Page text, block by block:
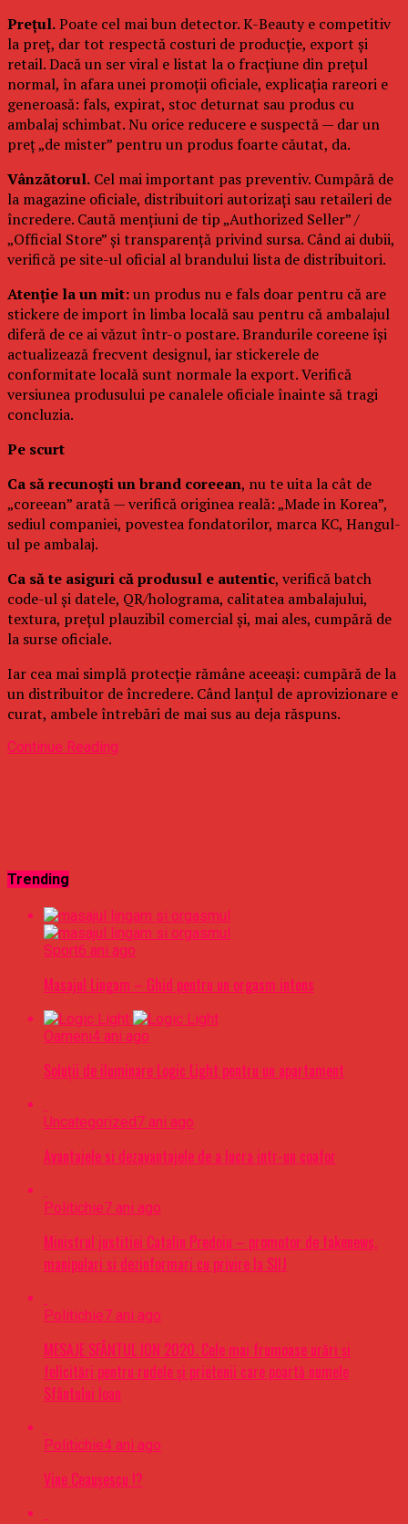
Prețul.Poate cel mai bun detector. K-Beauty e competitiv
la preț, dar tot respectă costuri de producție, export și
retail. Dacă un ser viral e listat la o fracțiune din prețul
normal, în afara unei promoții oficiale, explicația rareori e
generoasă: fals, expirat, stoc deturnat sau produs cu
ambalaj schimbat. Nu orice reducere e suspectă — dar un
preț „de mister” pentru un produs foarte căutat, da.
Vânzătorul. Cel mai important pas preventiv. Cumpără de
la magazine oficiale, distribuitori autorizați sau retaileri de
încredere. Caută mențiuni de tip „Authorized Seller” /
„Official Store” și transparență privind sursa. Când ai dubii,
verifică pe site-ul oficial al brandului lista de distribuitori.
Atenție la un mit:un produs nu e fals doar pentru că are
stickere de import în limba locală sau pentru că ambalajul
diferă de ce ai văzut într-o postare. Brandurile coreene își
actualizează frecvent designul, iar stickerele de
conformitate locală sunt normale la export. Verifică
versiunea produsului pe canalele oficiale înainte să tragi
concluzia.
Pe scurt
Ca să recunoști un brand coreean, nu te uita la cât de
„coreean” arată — verifică originea reală: „Made in Korea”,
sediul companiei, povestea fondatorilor, marca KC, Hangul-
ul pe ambalaj.
Ca să te asiguri că produsul e autentic, verifică batch
code-ul și datele, QR/holograma, calitatea ambalajului,
textura, prețul plauzibil comercial și, mai ales, cumpără de
la surse oficiale.
Iar cea mai simplă protecție rămâne aceeași: cumpără de la
un distribuitor de încredere. Când lanțul de aprovizionare e
curat, ambele întrebări de mai sus au deja răspuns.
Continue Reading
Trending
Sport6 ani ago
Masajul Lingam – Ghid pentru un orgasm intens
Oameni4 ani ago
Soluții de iluminare Logic Light pentru un apartament
Uncategorized7 ani ago
Avantajele si dezavantajele de a lucra intr-un coafor
Politichie7 ani ago
Ministrul justitiei Catalin Predoiu – promotor de fakenews,
manipulari si dezinformari cu privire la SIIJ
Politichie7 ani ago
MESAJE SFÂNTUL ION 2020. Cele mai frumoase urări şi
felicitări pentru rudele şi prietenii care poartă numele
Sfântului Ioan
Politichie4 ani ago
Vine Ceaușescu !?